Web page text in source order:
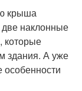
крыша
наклонные
которые
здания. А уже
особенности